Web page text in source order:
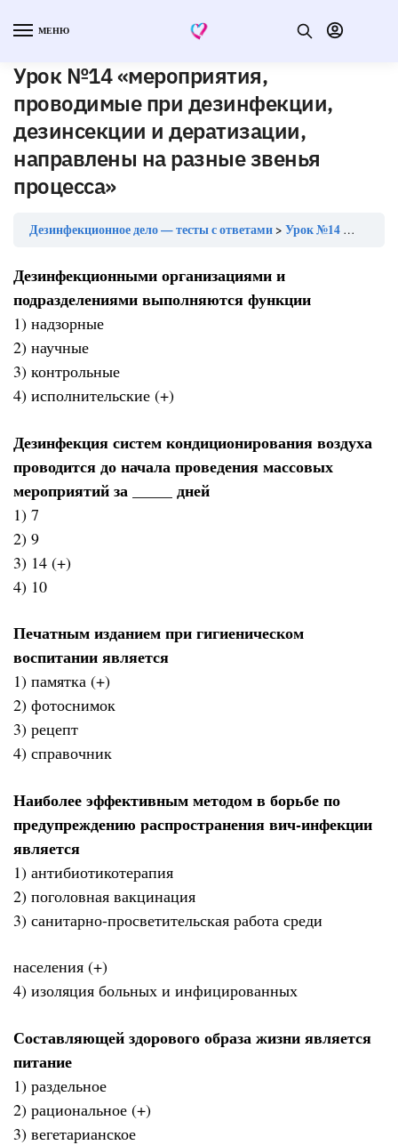
МЕНЮ
Урок №14 «мероприятия,
проводимые при дезинфекции,
дезинсекции и дератизации,
направлены на разные звенья
процесса»
Дезинфекционное дело — тесты с ответами Урок №14 «мероприятия, проводимые при дезинфекции, дезинсекции и дератизации, направлены на разные звенья процесса»
Дезинфекционными организациями и
подразделениями выполняются функции
1) надзорные
2) научные
3) контрольные
4) исполнительские (+)
Дезинфекция систем кондиционирования воздуха
проводится до начала проведения массовых
мероприятий за _____ дней
1) 7
2) 9
3) 14 (+)
4) 10
Печатным изданием при гигиеническом
воспитании является
1) памятка (+)
2) фотоснимок
3) рецепт
4) справочник
Наиболее эффективным методом в борьбе по
предупреждению распространения вич-инфекции
является
1) антибиотикотерапия
2) поголовная вакцинация
3) санитарно-просветительская работа среди
населения (+)
4) изоляция больных и инфицированных
Составляющей здорового образа жизни является
питание
1) раздельное
2) рациональное (+)
3) вегетарианское